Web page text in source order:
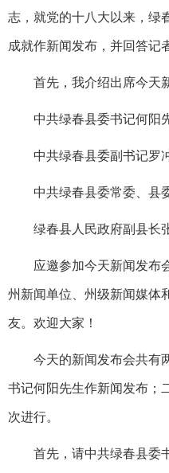
志，就党的十八大以来，绿
成就作新闻发布，并回答记
首先，我介绍出席今天新
中共绿春县委书记何阳先
中共绿春县委副书记罗冲
中共绿春县委常委、县委
绿春县人民政府副县长张
应邀参加今天新闻发布会
州新闻单位、州级新闻媒体
友。欢迎大家！
今天的新闻发布会共有
书记何阳先生作新闻发布；
次进行。
首先，请中共绿春县委书